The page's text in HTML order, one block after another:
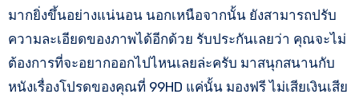
มากยิ่งขึ้นอย่างแน่นอน นอกเหนือจากนั้น ยังสามารถปรับ
ความละเอียดของภาพได้อีกด้วย รับประกันเลยว่า คุณจะไม่
ต้องการที่จะอยากออกไปไหนเลยล่ะครับ มาสนุกสนานกับ
หนังเรื่องโปรดของคุณที่ 99HD แค่นั้น มองฟรี ไม่เสียเงินเสีย